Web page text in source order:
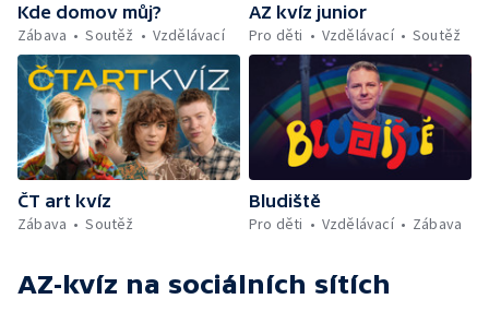
Kde domov můj?
Zábava
Soutěž Vzdělávací
AZ kvíz junior
Pro děti
Vzdělávací Soutěž
ČT art kvíz
Zábava
Soutěž
Bludiště
Pro děti
Vzdělávací Zábava
AZ-kvíz na sociálních sítích